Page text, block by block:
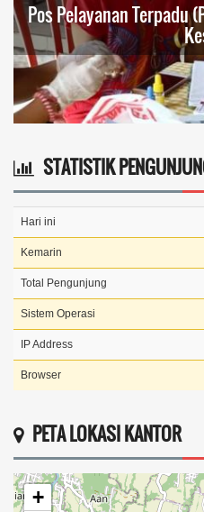
Pos Pelayanan Terpadu
STATISTIK
Hari ini
Kemarin
Total Pengunjung
Sistem Operasi
IP Address
Browser
PETA LOKASI KANTOR
+